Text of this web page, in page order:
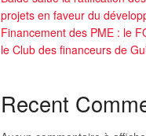
projets en faveur du
Financement des PME : le
le Club des financeurs de
Recent